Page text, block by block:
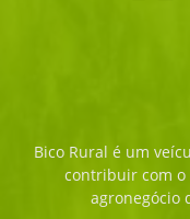
Bico Rural é um
contribuir com o
agronegócio